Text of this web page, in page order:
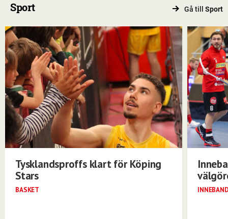
Sport Gå till Sport
Tysklandsproffs klart för Köping
Stars
BASKET